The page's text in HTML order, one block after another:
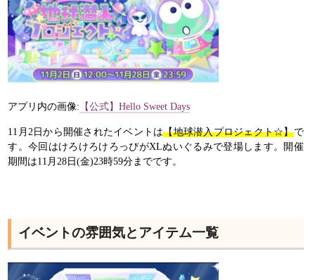
アプリ内の画像: 【公式】Hello Sweet Days
11月2日から開催されたイベントは【地球潜入プロジェクト☆】で
す。今回はけろけろけろっぴがXLぬいぐるみで登場します。開催
期間は11月28日(金)23時59分までです。
イベントの雰囲気とアイテム一覧